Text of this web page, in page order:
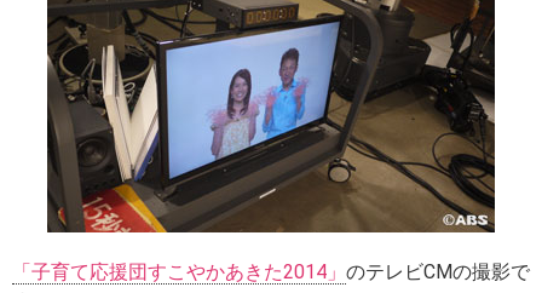
「子育て応援団すこやかあきた2014」 のテレビCMの撮影で